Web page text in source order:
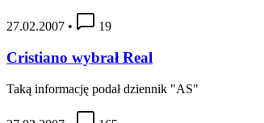
27.02.2007 • 19
Cristiano wybrał Real
Taką informację podał dziennik "AS"